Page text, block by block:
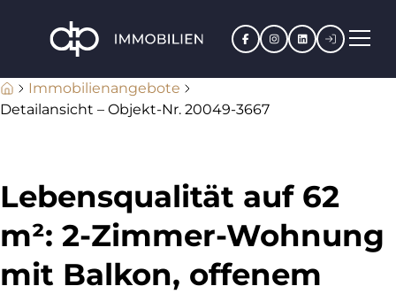
Facebook
Instagram
LinkedIn
Immobilienangebote
Detailansicht – Objekt-Nr. 20049-3667
Lebensqualität auf 62
m²: 2-Zimmer-Wohnung
mit Balkon, offenem